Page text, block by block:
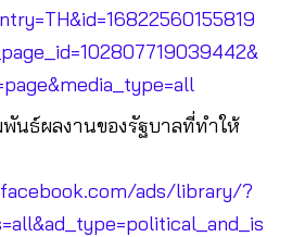
นธ์ผลงานของรัฐบาลที่ทำให้
ads/library/?